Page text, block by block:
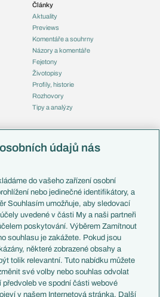
Články
Aktuality
Previews
Komentáře a souhrny
Názory a komentáře
Fejetony
Životopisy
Profily, historie
Rozhovory
Tipy a analýzy
Česko
Francie
Itálie
Německo
Španělsko
Argentina
Brazílie
Přestupy
Zápasy
Livescore
údajů nás
do vašeho zařízení osobní
nebo jedinečné identifikátory, a
Souhlasím umožňuje, aby sledovací
uvedené v části My a naši partneři
poskytování. Výběrem Zamítnout
souhlasu je zakážete. Pokud jsou
některé zobrazené obsahy a
tolik relevantní. Tuto nabídku můžete
své volby nebo souhlas odvolat
předvoleb ve spodní části webové
v našem Internetová stránka. Další